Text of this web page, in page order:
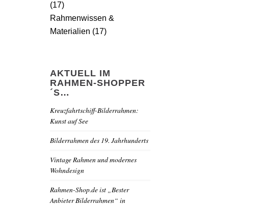
(17)
Rahmenwissen &
Materialien (17)
AKTUELL IM
RAHMEN-SHOPPER
´S…
Kreuzfahrtschiff-Bilderrahmen:
Kunst auf See
Bilderrahmen des 19. Jahrhunderts
Vintage Rahmen und modernes
Wohndesign
Rahmen-Shop.de ist „Bester
Anbieter Bilderrahmen“ in